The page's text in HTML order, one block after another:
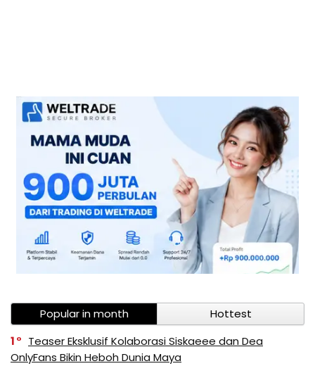
Popular in month
Hottest
1
Teaser Eksklusif Kolaborasi Siskaeee dan Dea
OnlyFans Bikin Heboh Dunia Maya